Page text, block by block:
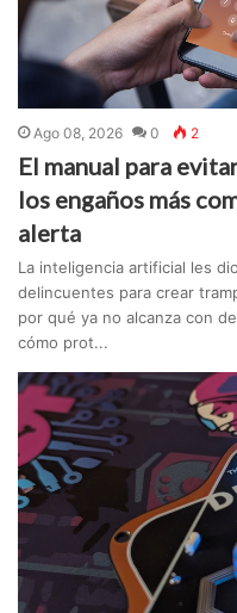
Ago 08, 2026 0 2
El manual para
los engaños más
alerta
La inteligencia artificial les
delincuentes para crear
por qué ya no alcanza con
cómo prot...